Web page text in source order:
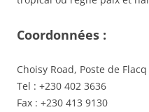
Coordonnées :
Choisy Road, Poste de Flacq
Tel : +230 402 3636
Fax : +230 413 9130